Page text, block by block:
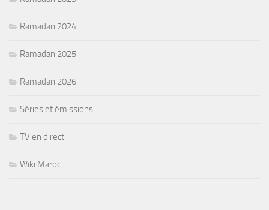
Ramadan 2024
Ramadan 2025
Ramadan 2026
Séries et émissions
TV en direct
Wiki Maroc